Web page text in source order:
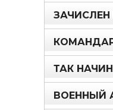
ЗАЧИСЛЕН
ТАК
ВОЕННЫЙ